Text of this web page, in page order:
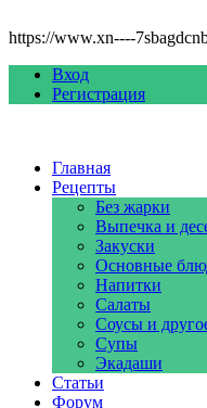
https://www.xn----
Вход
Регистрация
Главная
Рецепты
Без жарки
Выпечка и
Закуски
Основные
Напитки
Салаты
Соусы и
Супы
Экадаши
Статьи
Форум